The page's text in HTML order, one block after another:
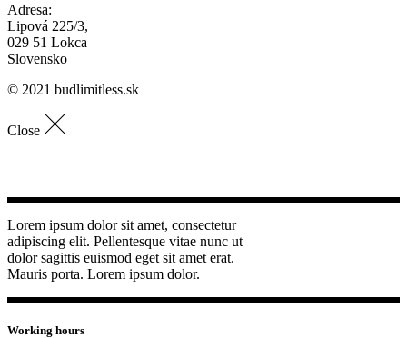
Adresa:
Lipová 225/3,
029 51 Lokca
Slovensko
© 2021 budlimitless.sk
Close
Lorem ipsum dolor sit amet, consectetur
adipiscing elit. Pellentesque vitae nunc ut
dolor sagittis euismod eget sit amet erat.
Mauris porta. Lorem ipsum dolor.
Working hours